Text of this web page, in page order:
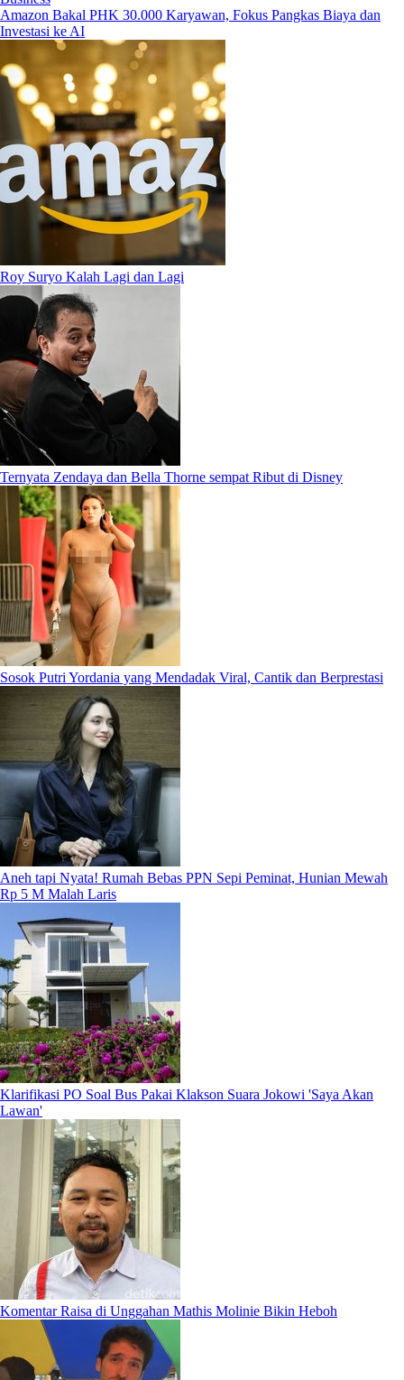
Amazon Bakal PHK 30.000 Karyawan, Fokus Pangkas Biaya dan
Investasi ke AI
Roy Suryo Kalah Lagi dan Lagi
Ternyata Zendaya dan Bella Thorne sempat Ribut di Disney
Sosok Putri Yordania yang Mendadak Viral, Cantik dan Berprestasi
Aneh tapi Nyata! Rumah Bebas PPN Sepi Peminat, Hunian Mewah
Rp 5 M Malah Laris
Klarifikasi PO Soal Bus Pakai Klakson Suara Jokowi 'Saya Akan
Lawan'
Komentar Raisa di Unggahan Mathis Molinie Bikin Heboh